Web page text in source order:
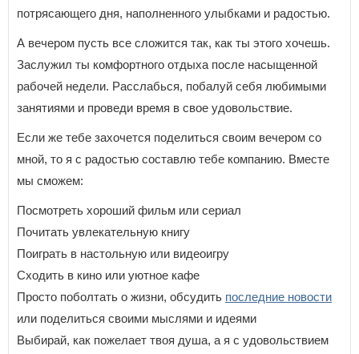
потрясающего дня, наполненного улыбками и радостью.
А вечером пусть все сложится так, как ты этого хочешь.
Заслужил ты комфортного отдыха после насыщенной
рабочей недели. Расслабься, побалуй себя любимыми
занятиями и проведи время в свое удовольствие.
Если же тебе захочется поделиться своим вечером со
мной, то я с радостью составлю тебе компанию. Вместе
мы сможем:
Посмотреть хороший фильм или сериал
Почитать увлекательную книгу
Поиграть в настольную или видеоигру
Сходить в кино или уютное кафе
Просто поболтать о жизни, обсудить последние новости
или поделиться своими мыслями и идеями
Выбирай, как пожелает твоя душа, а я с удовольствием